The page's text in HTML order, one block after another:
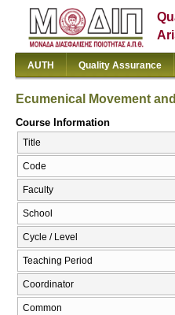
AUTH Quality Assurance
Ecumenical Movement
Course Information
Title
Code
Faculty
School
Cycle / Level
Teaching Period
Coordinator
Common